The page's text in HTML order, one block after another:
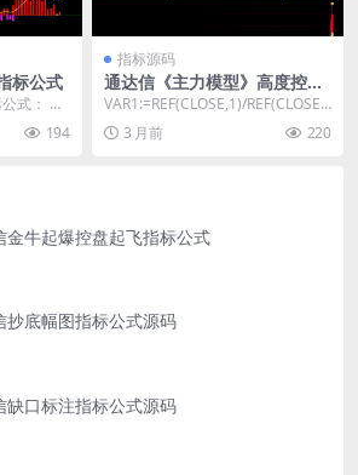
标公式
式： N
...
194
指标源码
通达信《主力模型》高度控盘
幅图指标无未来
VAR1:=REF(CLOSE,1)/REF(CLOSE,
2)>1.095...
3 月前 220
金牛起爆控盘起飞指标公式
抄底幅图指标公式源码
缺口标注指标公式源码